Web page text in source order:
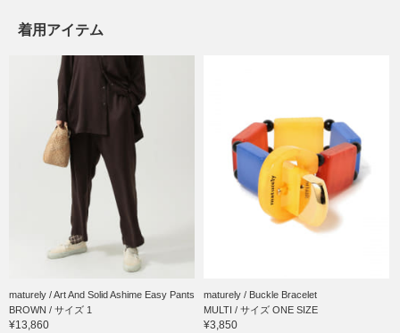
着用アイテム
maturely / Art And Solid Ashime Easy Pants
BROWN / サイズ 1
¥13,860
maturely / Buckle Bracelet
MULTI / サイズ ONE SIZE
¥3,850